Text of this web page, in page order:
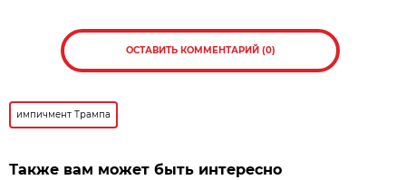
ОСТАВИТЬ КОММЕНТАРИЙ (0)
импичмент Трампа
Также вам может быть интересно